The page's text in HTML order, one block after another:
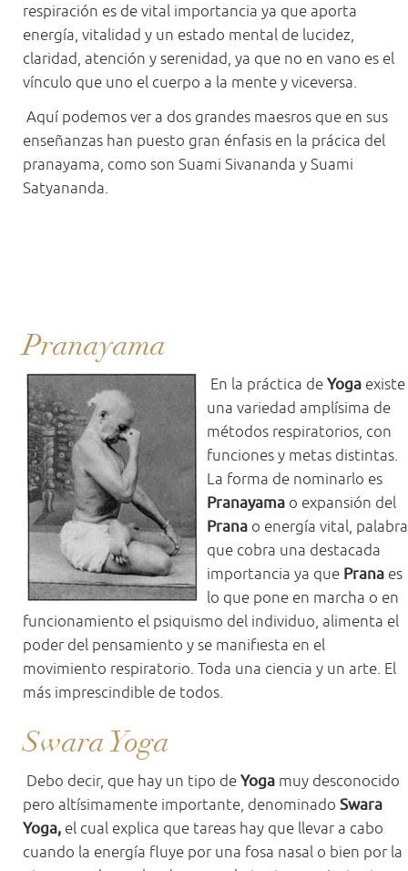
respiración es de vital importancia ya que aporta
energía, vitalidad y un estado mental de lucidez,
claridad, atención y serenidad, ya que no en vano es el
vínculo que uno el cuerpo a la mente y viceversa.
Aquí podemos ver a dos grandes maesros que en sus
enseñanzas han puesto gran énfasis en la prácica del
pranayama, como son Suami Sivananda y Suami
Satyananda.
Pranayama
En la práctica deYoga existe
una variedad amplísima de
métodos respiratorios, con
funciones y metas distintas.
La forma de nominarlo es
Pranayama o expansión del
Prana o energía vital, palabra
que cobra una destacada
importancia ya que Prana es
lo que pone en marcha o en
funcionamiento el psiquismo del individuo, alimenta el
poder del pensamiento y se manifiesta en el
movimiento respiratorio. Toda una ciencia y un arte. El
más imprescindible de todos.
Swara Yoga
Debo decir, que hay un tipo deYoga muy desconocido
pero altísimamente importante, denominado Swara
Yoga, el cual explica que tareas hay que llevar a cabo
cuando la energía fluye por una fosa nasal o bien por la